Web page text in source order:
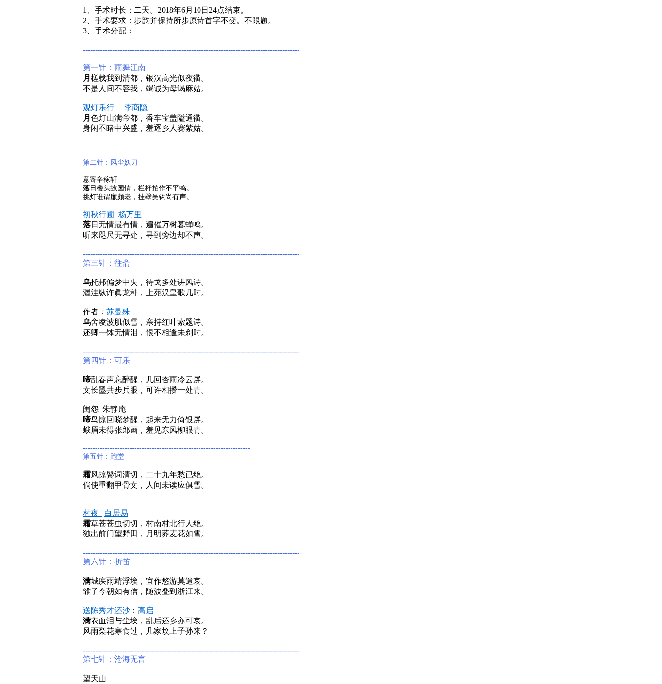
1、手术时长：二天。2018年6月10日24点结束。
2、手术要求：步韵并保持所步原诗首字不变。不限题。
3、手术分配：
----------------------------------------------------------------------------------------
第一针：雨舞江南
月 槎载我到清都，银汉高光似夜衢。
不是人间不容我，竭诚为母谒麻姑。
观灯乐行 李商隐
月 色灯山满帝都，香车宝盖隘通衢。
身闲不睹中兴盛，羞逐乡人赛紫姑。
----------------------------------------------------------------------------------------
第二针：风尘妖刀
意寄辛稼轩
落 日楼头故国情，栏杆拍作不平鸣。
挑灯谁谓廉颇老，挂壁吴钩尚有声。
初秋行圃_ 杨万里
落日无情最有情，遍催万树暮蝉鸣。
听来咫尺无寻处，寻到旁边却不声。
----------------------------------------------------------------------------------------
第三针：往斋
乌托邦偏梦中失，待戈多处讲风诗。
渥洼纵许眞龙种，上苑汉皇歌几时。
作者： 苏曼殊
乌舍凌波肌似雪，亲持红叶索题诗。
还卿一钵无情泪，恨不相逢未剃时。
----------------------------------------------------------------------------------------
第四针：可乐
啼乱春声忘醉醒，几回杏雨冷云屏。
文长墨共步兵眼，可许相攒一处青。
闺怨 朱静庵
啼鸟惊回晓梦醒，起来无力倚银屏。
蛾眉未得张郎画，羞见东风柳眼青。
--------------------------------------------------------------------
第五针：跑堂
霜风掠鬓词清切，二十九年愁已绝。
倘使重翻甲骨文，人间未读应俱雪。
村夜_
白居易
霜草苍苍虫切切，村南村北行人绝。
独出前门望野田，月明荞麦花如雪。
----------------------------------------------------------------------------------------
第六针：折笛
满城疾雨靖浮埃，宜作悠游莫遣哀。
雏子今朝如有信，随波叠到浙江来。
送陈秀才还沙 ： 高启
满衣血泪与尘埃，乱后还乡亦可哀。
风雨梨花寒食过，几家坟上子孙来？
----------------------------------------------------------------------------------------
第七针：沧海无言
望天山